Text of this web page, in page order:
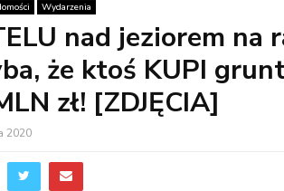
Wydarzenia
nad jeziorem na
że ktoś KUPI
zł! [ZDJĘCIA]
2020